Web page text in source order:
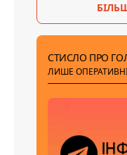
СТИСЛО ПРО
ЛИШЕ